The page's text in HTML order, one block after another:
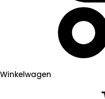
Winkelwagen